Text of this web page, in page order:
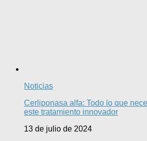
Noticias
Cerliponasa alfa: Todo lo que
este tratamiento innovador
13 de julio de 2024